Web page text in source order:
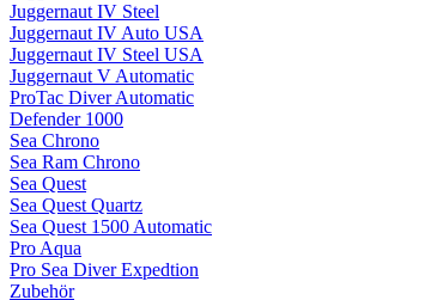
Juggernaut IV Steel
Juggernaut IV Auto USA
Juggernaut IV Steel USA
Juggernaut V Automatic
ProTac Diver Automatic
Defender 1000
Sea Chrono
Sea Ram Chrono
Sea Quest
Sea Quest Quartz
Sea Quest 1500 Automatic
Pro Aqua
Pro Sea Diver Expedtion
Zubehör